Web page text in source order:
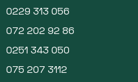
0229 313 056
072 202 92 86
0251 343 050
075 207 3112